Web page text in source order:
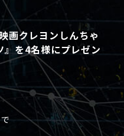
クレヨンしんちゃ
を4名様にプレゼン